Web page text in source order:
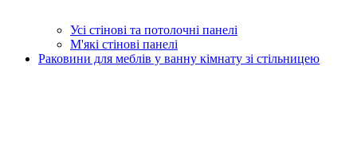
Усі стінові та потолочні панелі
М'які стінові панелі
Раковини для меблів у ванну кімнату зі стільницею